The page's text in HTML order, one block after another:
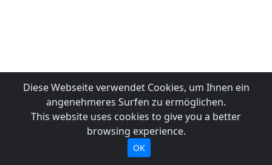
Diese Webseite verwendet Cookies, um Ihnen ein
angenehmeres Surfen zu ermöglichen.
This website uses cookies to give you a better
browsing experience.
OK